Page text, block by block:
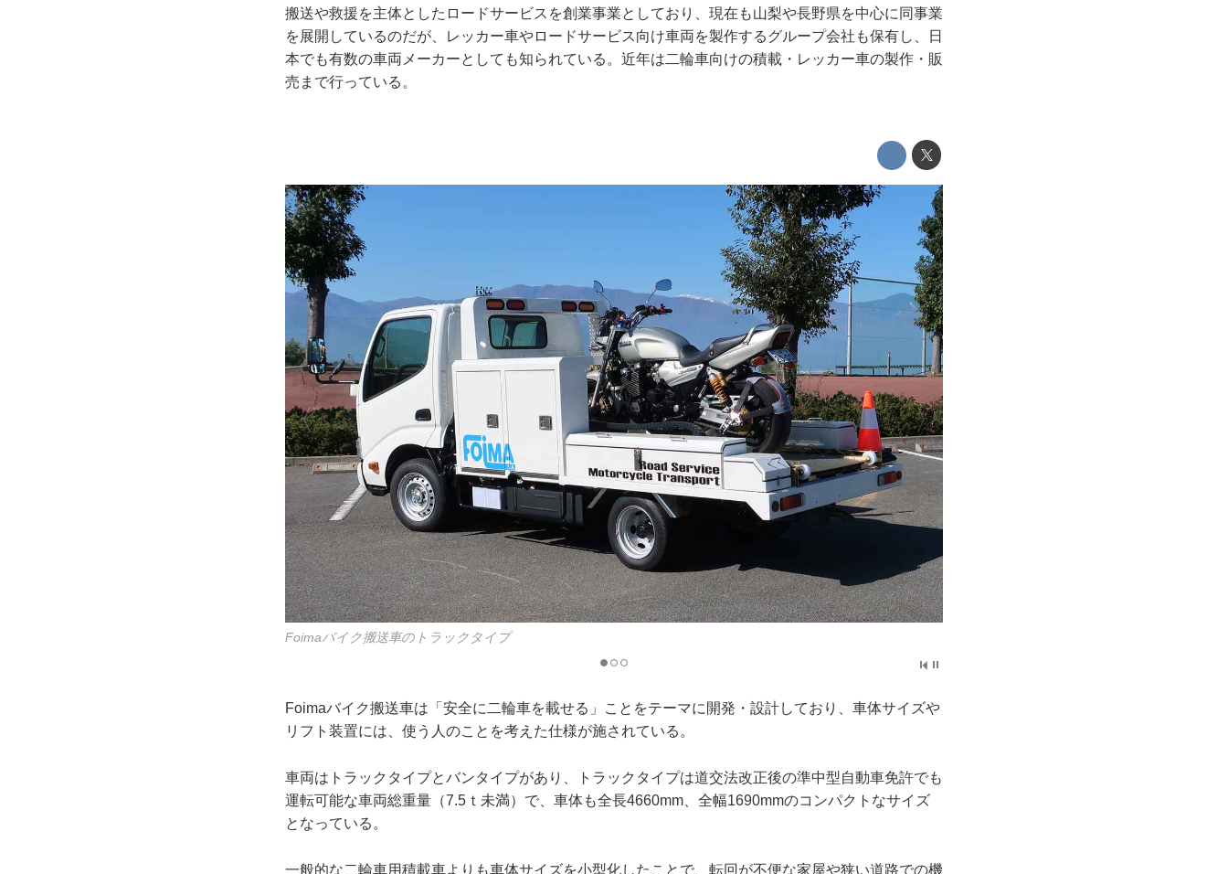
搬送や救援を主体としたロードサービスを創業事業としており、現在も山梨や長野県を中心に同事業
を展開しているのだが、レッカー車やロードサービス向け車両を製作するグループ会社も保有し、日
本でも有数の車両メーカーとしても知られている。近年は二輪車向けの積載・レッカー車の製作・販
売まで行っている。
Foimaバイク搬送車のトラックタイプ
Foimaバイク搬送車は「安全に二輪車を載せる」ことをテーマに開発・設計しており、車体サイズや
リフト装置には、使う人のことを考えた仕様が施されている。
車両はトラックタイプとバンタイプがあり、トラックタイプは道交法改正後の準中型自動車免許でも
運転可能な車両総重量（7.5ｔ未満）で、車体も全長4660mm、全幅1690mmのコンパクトなサイズ
となっている。
一般的な二輪車用積載車よりも車体サイズを小型化したことで、転回が不便な家屋や狭い道路での機